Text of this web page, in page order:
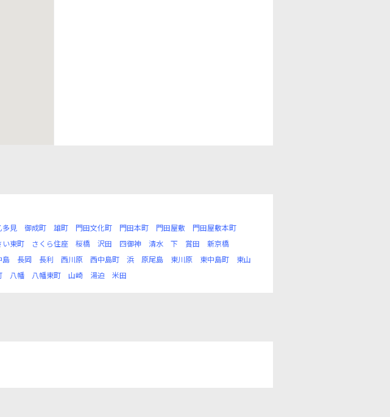
多見 御成町 雄町 門田文化町 門田本町 門田屋敷
門田屋敷本町
い東町 さくら住座 桜橋 沢田 四御神 清水 下 賞田
新京橋
島 長岡 長利 西川原 西中島町 浜 原尾島 東川原 東中島町
東山
八幡 八幡東町 山崎 湯迫 米田